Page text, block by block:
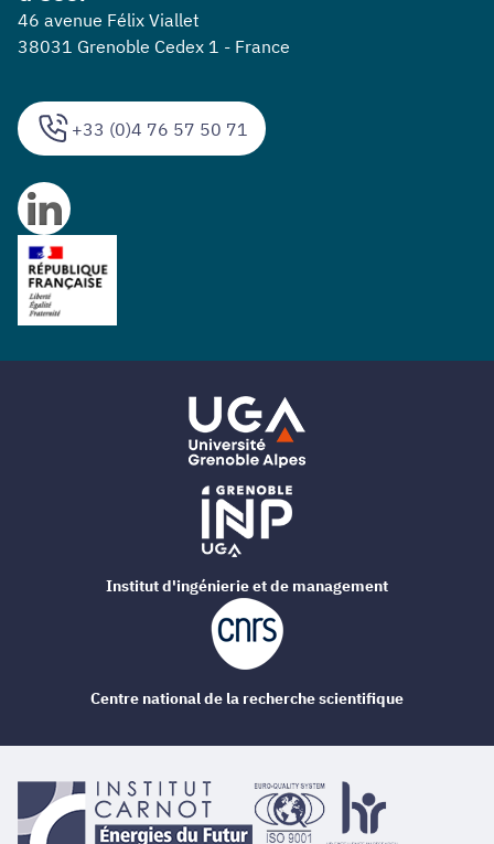
+33 (0)4 76 57 50 71
46 avenue Félix Viallet
38031 Grenoble Cedex 1 - France
Institut d'ingénierie et de management
Centre national de la recherche scientifique